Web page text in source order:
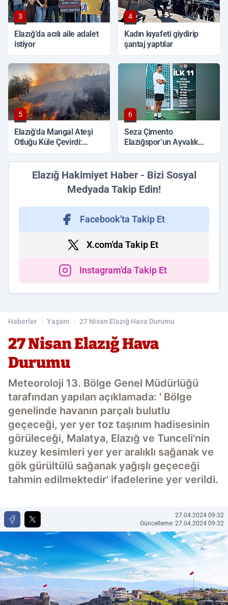
3
Elazığ’da acılı aile adalet
istiyor
4
Kadın kıyafeti giydirip
şantaj yaptılar
5
Elazığ'da Mangal Ateşi
Otluğu Küle Çevirdi:
Söndürüldü
6
Seza Çimento
Elazığspor’un Ayvalık
11’i belli oldu
Elazığ Hakimiyet Haber - Bizi Sosyal
Medyada Takip Edin!
Facebook'ta Takip Et
X.com'da Takip Et
Instagram'da Takip Et
Haberler Yaşam 27 Nisan Elazığ Hava Durumu
27 Nisan Elazığ Hava
Durumu
Meteoroloji 13. Bölge Genel Müdürlüğü
tarafından yapılan açıklamada: ' Bölge
genelinde havanın parçalı bulutlu
geçeceği, yer yer toz taşınım hadisesinin
görüleceği, Malatya, Elazığ ve Tunceli'nin
kuzey kesimleri yer yer aralıklı sağanak ve
gök gürültülü sağanak yağışlı geçeceği
tahmin edilmektedir' ifadelerine yer verildi.
27.04.2024 09:32
Güncelleme: 27.04.2024 09:32